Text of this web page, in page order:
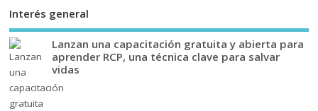
Interés general
Lanzan una capacitación gratuita y abierta para
aprender RCP, una técnica clave para salvar
vidas